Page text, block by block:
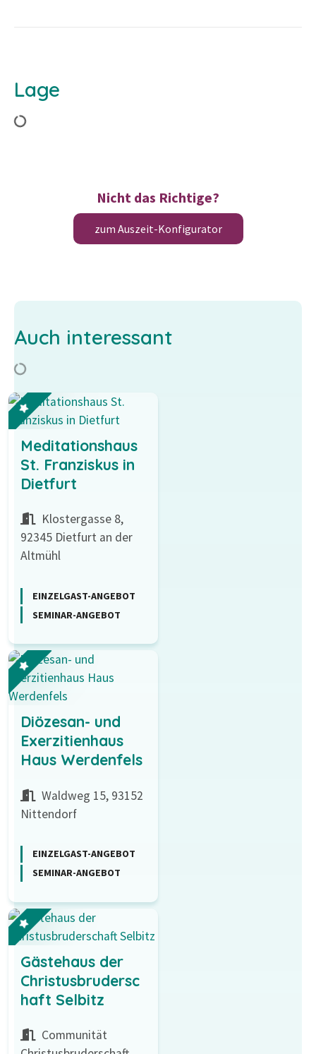
Lage
Nicht das Richtige?
zum Auszeit-Konfigurator
Auch interessant
Meditationshaus
St. Franziskus in
Dietfurt
Klostergasse 8,
92345 Dietfurt an der
Altmühl
EINZELGAST-ANGEBOT
SEMINAR-ANGEBOT
Diözesan- und
Exerzitienhaus
Haus Werdenfels
Waldweg 15, 93152
Nittendorf
EINZELGAST-ANGEBOT
SEMINAR-ANGEBOT
Gästehaus der
Christusbrudersc
haft Selbitz
Communität